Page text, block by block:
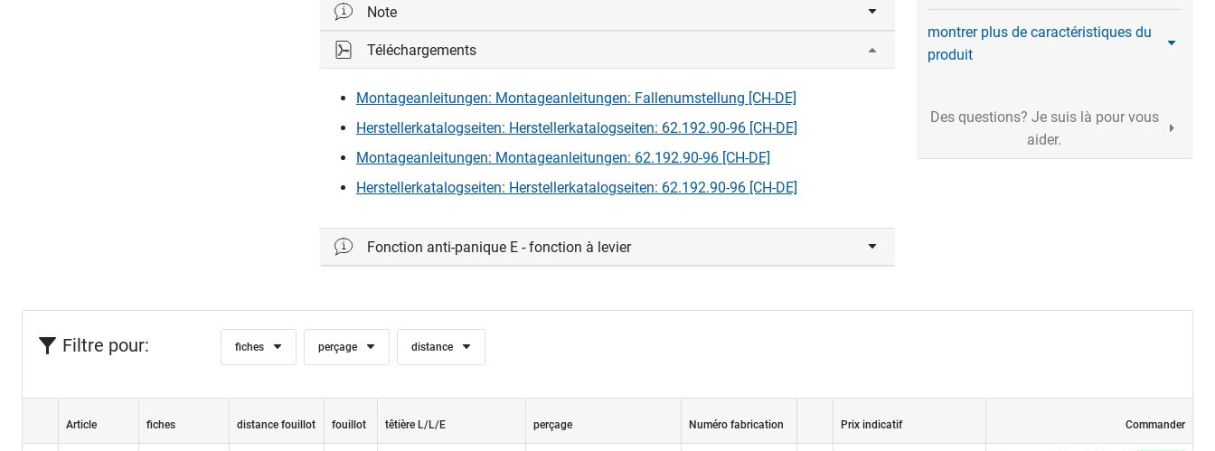
Attention: les entrées de portes doivent être percées pour la distance RZ 74 mm ou
PZ/Euro 72 mm.
Note
Livret de maintenance pour les portes extérieures dans les voies d'évacuation et de
46929
Téléchargements
Montageanleitungen: Montageanleitungen: Fallenumstellung [CH-DE]
Herstellerkatalogseiten: Herstellerkatalogseiten: 62.192.90-96 [CH-DE]
Montageanleitungen: Montageanleitungen: 62.192.90-96 [CH-DE]
Herstellerkatalogseiten: Herstellerkatalogseiten: 62.192.90-96 [CH-DE]
Fonction anti-panique E - fonction à levier
montrer plus de caractéristiques du
produit
Des questions? Je suis là pour vous
aider.
Filtre pour: fiches perçage distance
Article fiches distance fouillot fouillot têtière L/L/E perçage Numéro fabrication Prix indicatif Commander